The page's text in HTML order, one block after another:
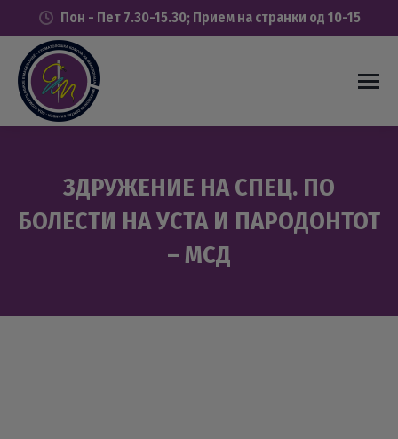
Пон - Пет 7.30-15.30; Прием на странки од 10-15
ЗДРУЖЕНИЕ НА СПЕЦ. ПО
БОЛЕСТИ НА УСТА И ПАРОДОНТОТ
– МСД